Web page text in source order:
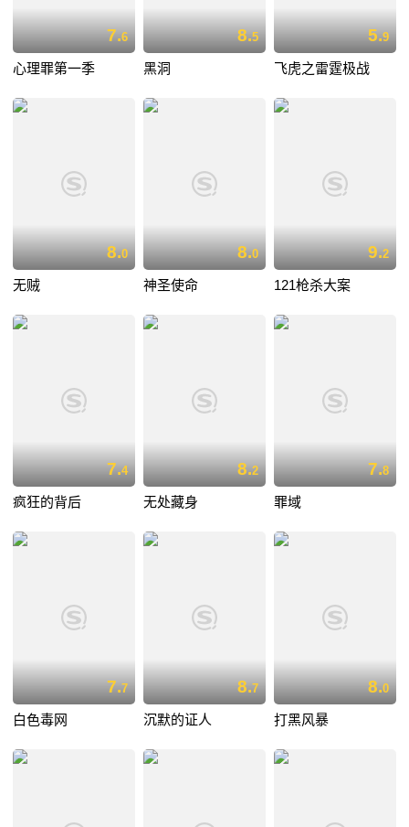
7.6
心理罪第一季
8.5
黑洞
5.9
飞虎之雷霆极战
8.0
无贼
8.0
神圣使命
9.2
121枪杀大案
7.4
疯狂的背后
8.2
无处藏身
7.8
罪域
7.7
白色毒网
8.7
沉默的证人
8.0
打黑风暴